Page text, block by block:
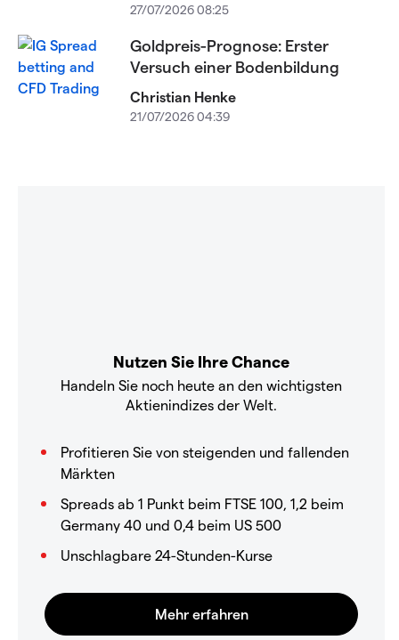
27/07/2026 08:25
Goldpreis-Prognose: Erster
Versuch einer Bodenbildung
Christian Henke
21/07/2026 04:39
Nutzen Sie Ihre Chance
Handeln Sie noch heute an den wichtigsten
Aktienindizes der Welt.
Profitieren Sie von steigenden und fallenden
Märkten
Spreads ab 1 Punkt beim FTSE 100, 1,2 beim
Germany 40 und 0,4 beim US 500
Unschlagbare 24-Stunden-Kurse